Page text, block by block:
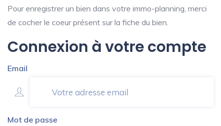
Pour enregistrer un bien dans votre immo-planning, merci
de cocher le coeur présent sur la fiche du bien.
Connexion à votre compte
Email
Mot de passe